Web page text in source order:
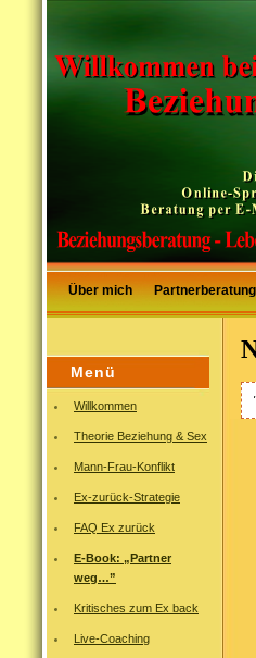
Über mich Partnerberatung
Menü
Willkommen
Theorie Beziehung & Sex
Mann-Frau-Konflikt
Ex-zurück-Strategie
FAQ Ex zurück
E-Book: „Partner
weg…”
Kritisches zum Ex back
Live-Coaching